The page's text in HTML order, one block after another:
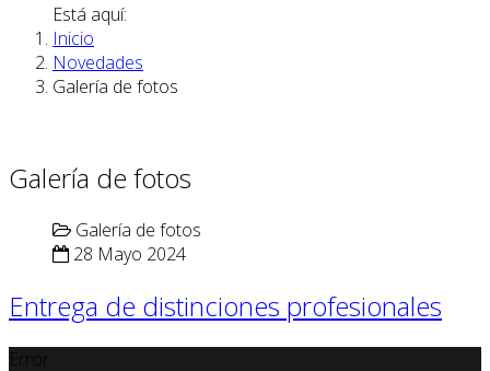
Está aquí:
Inicio
Novedades
Galería de fotos
Galería de fotos
Galería de fotos
28 Mayo 2024
Entrega de distinciones profesionales